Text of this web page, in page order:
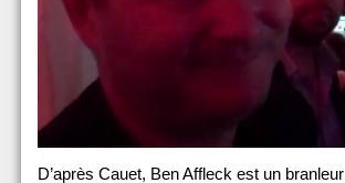
D’après Cauet, Ben Affleck est un